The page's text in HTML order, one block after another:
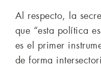
Al respecto, la
que “esta política
es el primer
de forma